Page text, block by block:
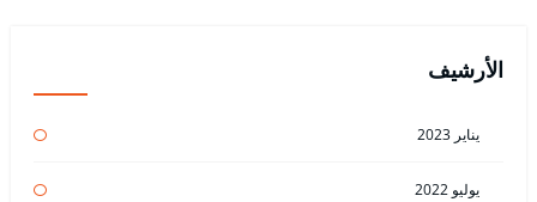
الأرشيف
يناير 2023
يوليو 2022